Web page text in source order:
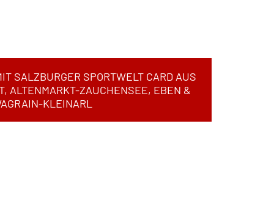
SALZBURGER SPORTWELT CARD AUS
ALTENMARKT-ZAUCHENSEE, EBEN &
KLEINARL